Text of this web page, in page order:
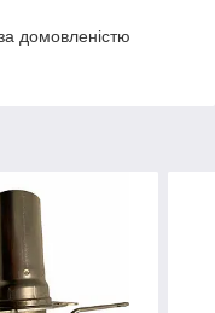
домовленістю